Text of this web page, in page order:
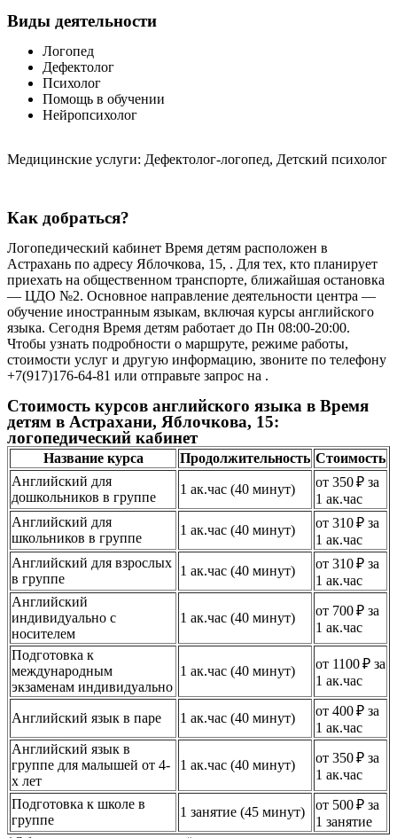
Виды деятельности
Логопед
Дефектолог
Психолог
Помощь в обучении
Нейропсихолог
Медицинские услуги: Дефектолог-логопед, Детский психолог
Как добраться?
Логопедический кабинет Время детям расположен в
Астрахань по адресу Яблочкова, 15, . Для тех, кто планирует
приехать на общественном транспорте, ближайшая остановка
— ЦДО №2. Основное направление деятельности центра —
обучение иностранным языкам, включая курсы английского
языка. Сегодня Время детям работает до Пн 08:00-20:00.
Чтобы узнать подробности о маршруте, режиме работы,
стоимости услуг и другую информацию, звоните по телефону
+7(917)176-64-81 или отправьте запрос на .
Стоимость курсов английского языка в Время
детям в Астрахани, Яблочкова, 15:
логопедический кабинет
Название курса Продолжительность Стоимость
Английский для
дошкольников в группе
1 ак.час (40 минут)
от 350 ₽ за
1 ак.час
Английский для
школьников в группе
1 ак.час (40 минут)
от 310 ₽ за
1 ак.час
Английский для взрослых
в группе
1 ак.час (40 минут)
от 310 ₽ за
1 ак.час
Английский
индивидуально с
носителем
1 ак.час (40 минут)
от 700 ₽ за
1 ак.час
Подготовка к
международным
экзаменам индивидуально
1 ак.час (40 минут)
от 1100 ₽ за
1 ак.час
Английский язык в паре 1 ак.час (40 минут)
от 400 ₽ за
1 ак.час
Английский язык в
группе для малышей от 4-
х лет
1 ак.час (40 минут)
от 350 ₽ за
1 ак.час
Подготовка к школе в
группе
1 занятие (45 минут)
от 500 ₽ за
1 занятие